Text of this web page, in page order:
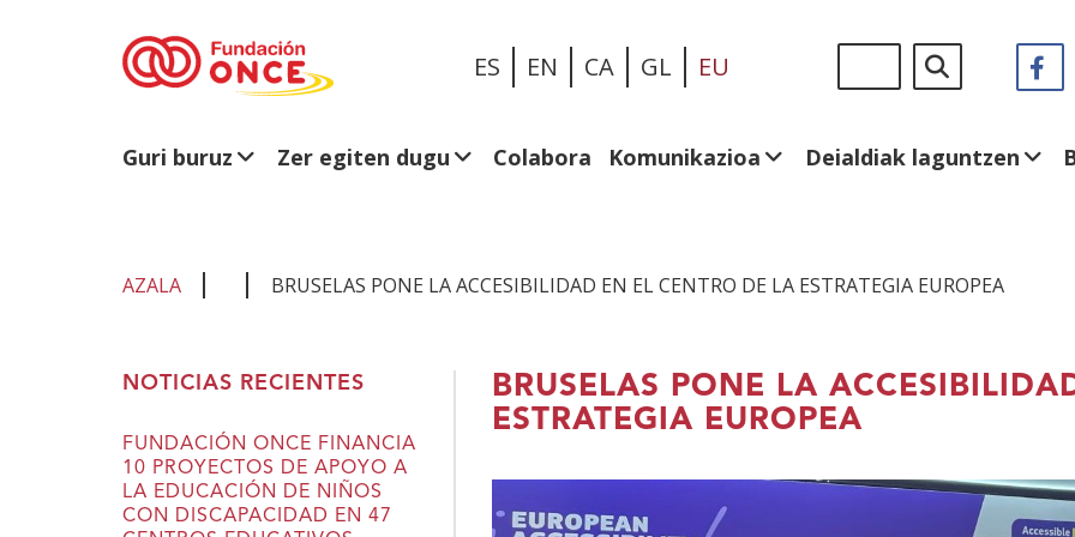
ES EN CA GL EU
en:
Guri buruz Zer egiten dugu Colabora Komunikazioa Deialdiak laguntzen
AZALA BRUSELAS PONE LA ACCESIBILIDAD EN EL CENTRO DE LA ESTRATEGIA EUROPEA
BRUSELAS PONE LA
ESTRATEGIA EUROPEA
NOTICIAS RECIENTES
FUNDACIÓN ONCE FINANCIA
10 PROYECTOS DE APOYO A
LA EDUCACIÓN DE NIÑOS
CON DISCAPACIDAD EN 47